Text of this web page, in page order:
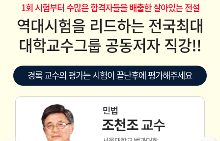
1회 시험부터 수많은 합격자들을 배출한 살아있는 전설
역대시험을 리드하는 전국최대
대학교수그룹 공동저자 직강!!
경록 교수의 평가는 시험이 끝난후에 평가해주세요